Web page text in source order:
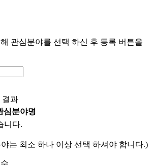
관심분야를 선택 하신 후 등록 버튼을
결과
심분야명
니다.
는 최소 하나 이상 선택 하셔야 합니다.)